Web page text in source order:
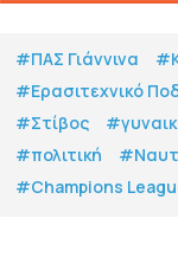
#ΠΑΣ Γιάννινα
#Eρασιτεχνικό
#Στίβος
#πολιτική
#Champions